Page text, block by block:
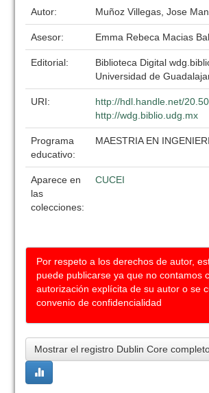
Autor: Muñoz Villegas, Jose
Asesor: Emma Rebeca Macias
Editorial:
Biblioteca Digital
Universidad de
URI:
http://hdl.handle.net/
http://wdg.biblio.udg.mx
Programa
educativo:
MAESTRIA EN
Aparece en
las
colecciones:
CUCEI
Por respeto a los derechos de autor,
puede publicarse ya que no contamos
autorización explícita de su autor o se
convenio de confidencialidad
Mostrar el registro Dublin Core